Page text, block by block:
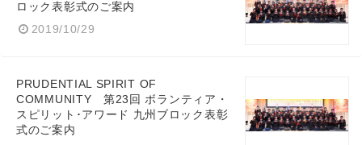
ロック表彰式のご案内
2019/10/29
PRUDENTIAL SPIRIT OF
COMMUNITY 第23回 ボランティア・
スピリット･アワード 九州ブロック表彰
式のご案内